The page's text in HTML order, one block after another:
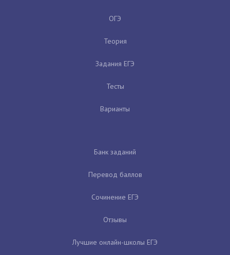
ОГЭ
Теория
Задания ЕГЭ
Тесты
Варианты
Банк заданий
Перевод баллов
Сочинение ЕГЭ
Отзывы
Лучшие онлайн-школы ЕГЭ